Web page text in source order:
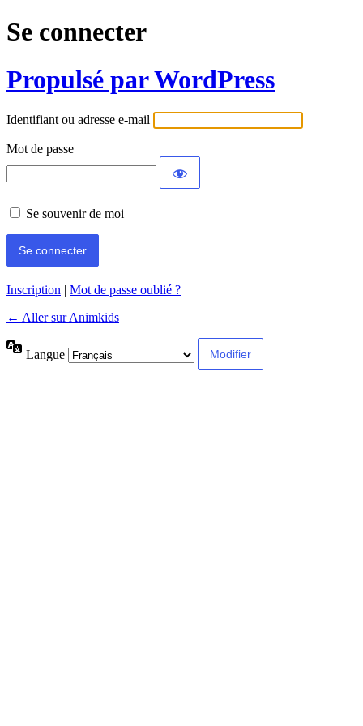
Se connecter
Propulsé par WordPress
Identifiant ou adresse e-mail
Mot de passe
Se souvenir de moi
Inscription | Mot de passe oublié ?
← Aller sur Animkids
Langue